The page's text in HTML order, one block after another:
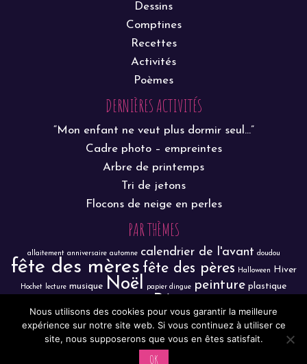
Dessins
Comptines
Recettes
Activités
Poèmes
DERNIÈRES ACTIVITÉS
“Mon enfant ne veut plus dormir seul…”
Cadre photo – empreintes
Arbre de printemps
Tri de jetons
Flocons de neige en perles
PAR THÈMES
allaitement anniversaire automne calendrier de l'avant doudou
fête des mères fête des pères Halloween Hiver
Hochet lecture musique Noël papier dingue peinture plastique
Spectacle transvasement Trier/classer
| Activités pour enfants -
Nous utilisons des cookies pour vous garantir la meilleure
expérience sur notre site web. Si vous continuez à utiliser ce
site, nous supposerons que vous en êtes satisfait.
OK